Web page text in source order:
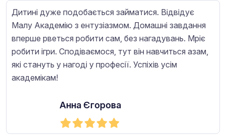
Дитині дуже подобається займатися. Відвідує
Малу Академію з ентузіазмом. Домашні завдання
вперше рветься робити сам, без нагадувань. Мріє
робити ігри. Сподіваємося, тут він навчиться азам,
які стануть у нагоді у професії. Успіхів усім
академікам!
Анна Єгорова